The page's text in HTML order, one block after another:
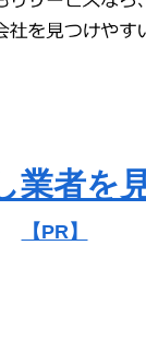
業者を
【PR】